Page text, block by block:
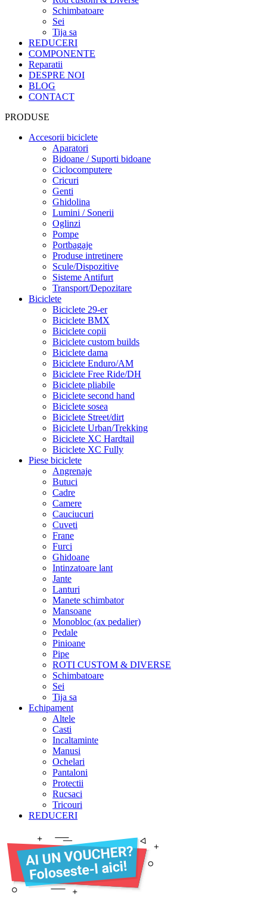
Schimbatoare
Sei
Tija sa
REDUCERI
COMPONENTE
Reparatii
DESPRE NOI
BLOG
CONTACT
PRODUSE
Accesorii biciclete
Aparatori
Bidoane / Suporti bidoane
Ciclocomputere
Cricuri
Genti
Ghidolina
Lumini / Sonerii
Oglinzi
Pompe
Portbagaje
Produse intretinere
Scule/Dispozitive
Sisteme Antifurt
Transport/Depozitare
Biciclete
Biciclete 29-er
Biciclete BMX
Biciclete copii
Biciclete custom builds
Biciclete dama
Biciclete Enduro/AM
Biciclete Free Ride/DH
Biciclete pliabile
Biciclete second hand
Biciclete sosea
Biciclete Street/dirt
Biciclete Urban/Trekking
Biciclete XC Hardtail
Biciclete XC Fully
Piese biciclete
Angrenaje
Butuci
Cadre
Camere
Cauciucuri
Cuveti
Frane
Furci
Ghidoane
Intinzatoare lant
Jante
Lanturi
Manete schimbator
Mansoane
Monobloc (ax pedalier)
Pedale
Pinioane
Pipe
ROTI CUSTOM & DIVERSE
Schimbatoare
Sei
Tija sa
Echipament
Altele
Casti
Incaltaminte
Manusi
Ochelari
Pantaloni
Protectii
Rucsaci
Tricouri
REDUCERI